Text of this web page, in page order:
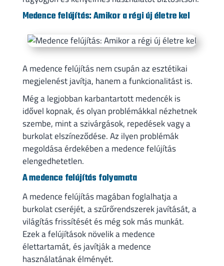
Medence felújítás: Amikor a régi új életre kel
A medence felújítás nem csupán az esztétikai
megjelenést javítja, hanem a funkcionalitást is.
Még a legjobban karbantartott medencék is
idővel kopnak, és olyan problémákkal nézhetnek
szembe, mint a szivárgások, repedések vagy a
burkolat elszíneződése. Az ilyen problémák
megoldása érdekében a medence felújítás
elengedhetetlen.
A medence felújítás folyamata
A medence felújítás magában foglalhatja a
burkolat cseréjét, a szűrőrendszerek javítását, a
világítás frissítését és még sok más munkát.
Ezek a felújítások növelik a medence
élettartamát, és javítják a medence
használatának élményét.